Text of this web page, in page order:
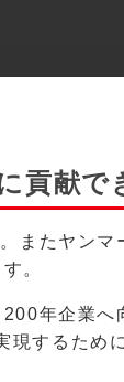
貢献
またヤン
。
年企業へ
現するため